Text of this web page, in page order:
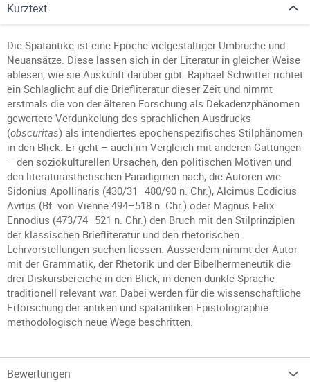
Kurztext
Die Spätantike ist eine Epoche vielgestaltiger Umbrüche und
Neuansätze. Diese lassen sich in der Literatur in gleicher Weise
ablesen, wie sie Auskunft darüber gibt. Raphael Schwitter richtet
ein Schlaglicht auf die Briefliteratur dieser Zeit und nimmt
erstmals die von der älteren Forschung als Dekadenzphänomen
gewertete Verdunkelung des sprachlichen Ausdrucks
(obscuritas) als intendiertes epochenspezifisches Stilphänomen
in den Blick. Er geht – auch im Vergleich mit anderen Gattungen
– den soziokulturellen Ursachen, den politischen Motiven und
den literaturästhetischen Paradigmen nach, die Autoren wie
Sidonius Apollinaris (430/31–480/90 n. Chr.), Alcimus Ecdicius
Avitus (Bf. von Vienne 494–518 n. Chr.) oder Magnus Felix
Ennodius (473/74–521 n. Chr.) den Bruch mit den Stilprinzipien
der klassischen Briefliteratur und den rhetorischen
Lehrvorstellungen suchen liessen. Ausserdem nimmt der Autor
mit der Grammatik, der Rhetorik und der Bibelhermeneutik die
drei Diskursbereiche in den Blick, in denen dunkle Sprache
traditionell relevant war. Dabei werden für die wissenschaftliche
Erforschung der antiken und spätantiken Epistolographie
methodologisch neue Wege beschritten.
Bewertungen